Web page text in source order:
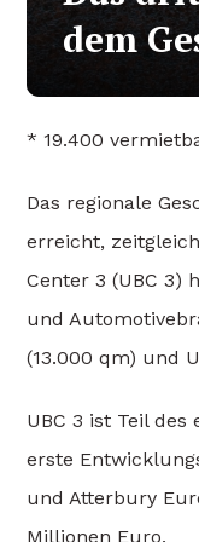
dem
* 19.400
Das regionale
erreicht,
Center 3 (UBC 3)
und
(13.000 qm) und
UBC 3 ist Teil
erste
und Atterbury
Millionen Euro.